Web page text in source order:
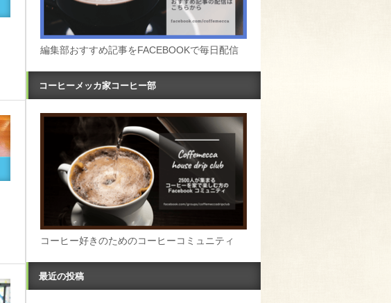
編集部おすすめ記事をFACEBOOKで毎日配信
コーヒーメッカ家コーヒー部
コーヒー好きのためのコーヒーコミュニティ
最近の投稿